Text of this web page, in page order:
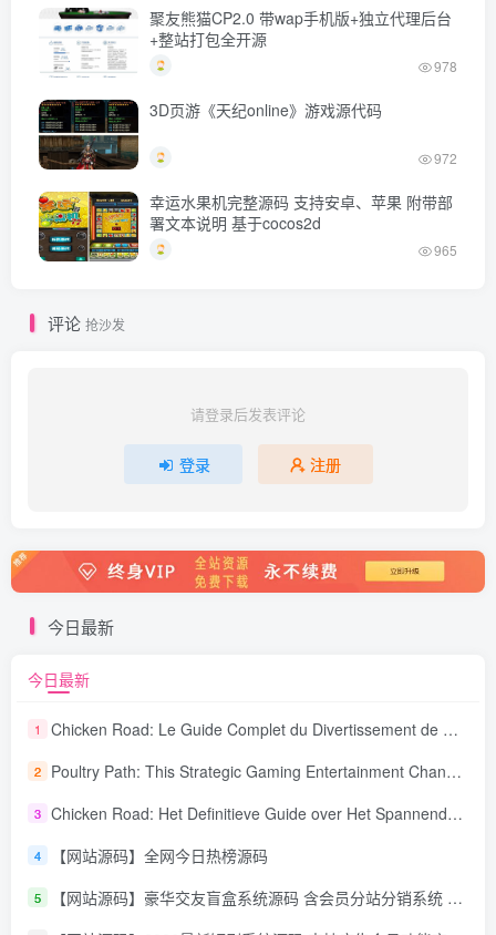
聚友熊猫CP2.0 带wap手机版+独立代理后台
+整站打包全开源
978
3D页游《天纪online》游戏源代码
972
幸运水果机完整源码 支持安卓、苹果 附带部
署文本说明 基于cocos2d
965
评论 抢沙发
请登录后发表评论
登录 注册
今日最新
今日最新
1 Chicken Road: Le Guide Complet du Divertissement de Maison de Jeu Stratégique
2 Poultry Path: This Strategic Gaming Entertainment Changing Sequence Forecasting
3 Chicken Road: Het Definitieve Guide over Het Spannende Gokspel
4 【网站源码】全网今日热榜源码
5 【网站源码】豪华交友盲盒系统源码 含会员分站分销系统 可易支付